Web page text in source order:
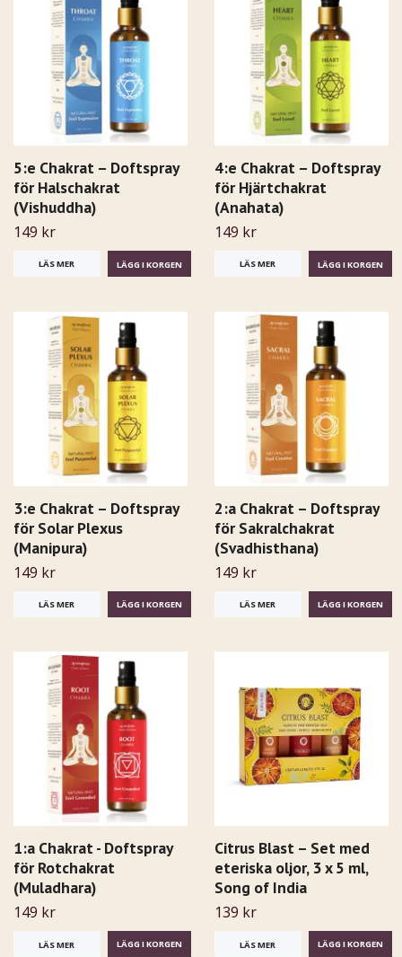
5:e Chakrat – Doftspray
för Halschakrat
(Vishuddha)
149 kr
LÄS MER
4:e Chakrat – Doftspray
för Hjärtchakrat
(Anahata)
149 kr
LÄS MER
3:e Chakrat – Doftspray
för Solar Plexus
(Manipura)
149 kr
LÄS MER
2:a Chakrat – Doftspray
för Sakralchakrat
(Svadhisthana)
149 kr
LÄS MER
1:a Chakrat - Doftspray
för Rotchakrat
(Muladhara)
149 kr
LÄS MER
Citrus Blast – Set med
eteriska oljor, 3 x 5 ml,
Song of India
139 kr
LÄS MER